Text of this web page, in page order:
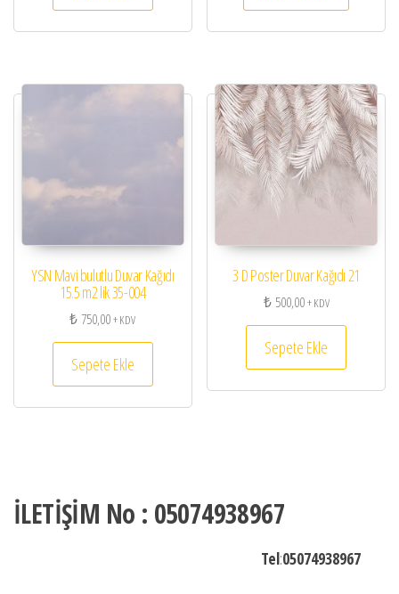
YSN Mavi bulutlu Duvar Kağıdı
15.5 m2 lik 35-004
₺ 750,00+ KDV
Sepete Ekle
3 D Poster Duvar Kağıdı 21
₺500,00+ KDV
Sepete Ekle
İLETİŞİM No : 05074938967
Tel:05074938967